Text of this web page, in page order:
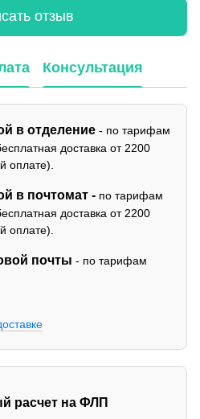
отзыв
Консультация
в отделение - по тарифам
доставка от 2200
оплате).
в почтомат - по тарифам
доставка от 2200
оплате).
почты - по тарифам
расчет на ФЛП